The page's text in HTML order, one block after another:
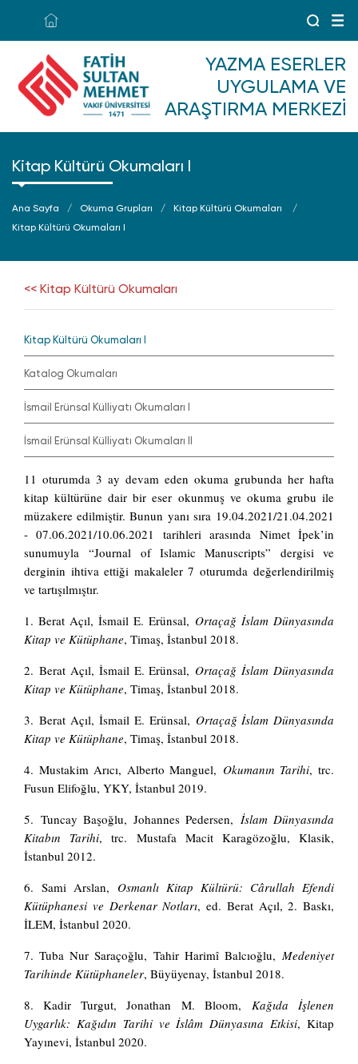
YAZMA ESERLER
UYGULAMA VE
ARAŞTIRMA MERKEZI
Kitap Kültürü Okumaları I
Ana Sayfa Okuma Grupları
Kitap Kültürü Okumaları
Kitap Kültürü Okumaları I
<< Kitap Kültürü Okumaları
Kitap Kültürü Okumaları I
Katalog Okumaları
İsmail Erünsal Külliyatı Okumaları I
İsmail Erünsal Külliyatı Okumaları II
11 oturumda 3 ay devam eden okuma grubunda her hafta
kitap kültürüne dair bir eser okunmuş ve okuma grubu ile
müzakere edilmiştir. Bunun yanı sıra 19.04.2021/21.04.2021
- 07.06.2021/10.06.2021 tarihleri arasında Nimet İpek’in
sunumuyla “Journal of Islamic Manuscripts” dergisi ve
derginin ihtiva ettiği makaleler 7 oturumda değerlendirilmiş
ve tartışılmıştır.
1. Berat Açıl, İsmail E. Erünsal, Ortaçağ İslam Dünyasında
Kitap ve Kütüphane, Timaş, İstanbul 2018.
2. Berat Açıl, İsmail E. Erünsal, Ortaçağ İslam Dünyasında
Kitap ve Kütüphane, Timaş, İstanbul 2018.
3. Berat Açıl,İsmail E. Erünsal, Ortaçağ İslam Dünyasında
Kitap ve Kütüphane, Timaş, İstanbul 2018.
4. Mustakim Arıcı, Alberto Manguel, Okumanın Tarihi, trc.
Fusun Elifoğlu, YKY, İstanbul 2019.
5. Tuncay Başoğlu, Johannes Pedersen, İslam Dünyasında
Kitabın Tarihi, trc. Mustafa Macit Karagözoğlu, Klasik,
İstanbul 2012.
6. Sami Arslan, Osmanlı Kitap Kültürü: Cârullah Efendi
Kütüphanesi ve Derkenar Notları, ed. Berat Açıl, 2. Baskı,
İLEM, İstanbul 2020.
7. Tuba Nur Saraçoğlu, Tahir Harimî Balcıoğlu,Medeniyet
Tarihinde Kütüphaneler, Büyüyenay, İstanbul 2018.
8.
Kadir Turgut, Jonathan M. Bloom, Kağıda İşlenen
Uygarlık: Kağıdın Tarihi ve İslâm Dünyasına Etkisi, Kitap
Yayınevi, İstanbul 2020.